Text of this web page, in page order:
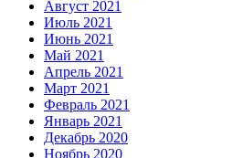
Август 2021
Июль 2021
Июнь 2021
Май 2021
Апрель 2021
Март 2021
Февраль 2021
Январь 2021
Декабрь 2020
Ноябрь 2020